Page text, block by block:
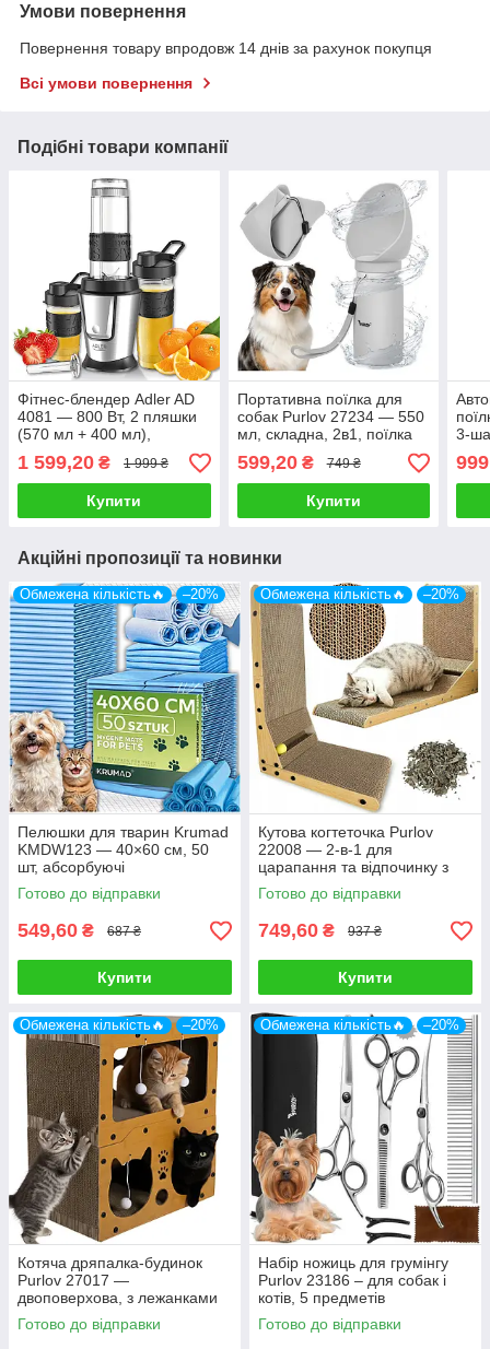
Умови повернення
Повернення товару впродовж 14 днів за рахунок покупця
Всі умови повернення
Подібні товари компанії
Фітнес-блендер Adler AD
4081 — 800 Вт, 2 пляшки
(570 мл + 400 мл),
льоду, охолоджувальний
картридж
1 599,20 ₴ 1 999 ₴
Купити
Портативна поїлка для
собак Purlov 27234 — 550
мл, складна, 2в1, поїлка
599,20₴ 749 ₴
Купити
3-
Акційні пропозиції та новинки
Обмежена кількість🔥 –20%
Пелюшки для тварин Krumad
KMDW123 — 40×60 см, 50
шт, абсорбуючі
Готово до відправки
549,60 ₴ 687 ₴
Купити
Обмежена кількість🔥 –20%
Кутова когтеточка Purlov
22008 — 2-в-1 для
царапання та відпочинку з
іграшкою
Готово до відправки
749,60 ₴ 937 ₴
Купити
Обмежена кількість🔥 –20%
Котяча дряпалка-будинок
Purlov 27017 —
двоповерхова, з лежанками
та іграшками
Готово до відправки
Обмежена кількість🔥 –20%
Набір ножиць для грумінгу
Purlov 23186 – для собак і
котів, 5 предметів
Готово до відправки